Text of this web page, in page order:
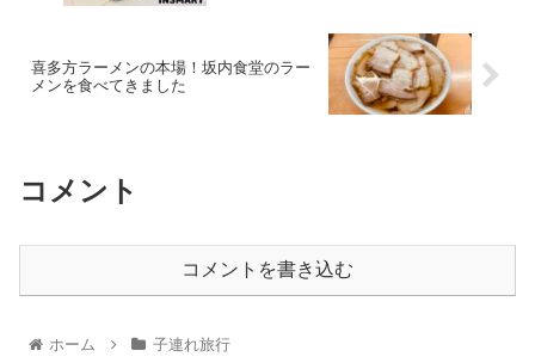
喜多方ラーメンの本場！坂内食堂のラー
メンを食べてきました
コメント
コメントを書き込む
ホーム 子連れ旅行